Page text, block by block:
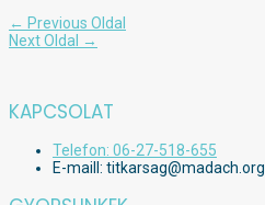
Bejegyzés
navigáció
← Previous Oldal
Next Oldal
→
KAPCSOLAT
Telefon: 06-27-518-655
E-maill: titkarsag@madach.org